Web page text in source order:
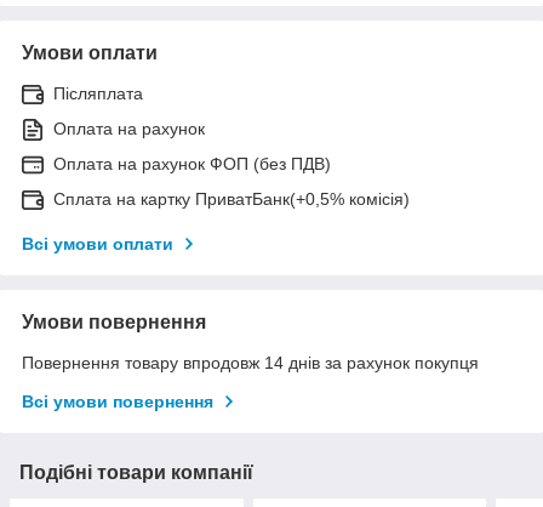
Умови оплати
Післяплата
Оплата на рахунок
Оплата на рахунок ФОП (без ПДВ)
Сплата на картку ПриватБанк(+0,5% комісія)
Всі умови оплати
Умови повернення
Повернення товару впродовж 14 днів за рахунок покупця
Всі умови повернення
Подібні товари компанії